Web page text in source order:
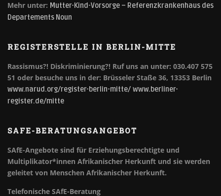
Mehr unter: Mutter-Kind-Vorsorge – Referenzkrankenhaus des
Departements Noun
REGISTERSTELLE IN BERLIN-MITTE
Rassismus?! Diskriminierung?! Ruf uns an unter: 030.407 575
51 oder besuche uns in der: Brüsseler Staße 36, 13353 Berlin
www.narud.org/register-berlin-mitte/ www.berliner-
register.de/mitte
SAFE-BERATUNGSANGEBOT
SAfE-Angebote sind für Erziehungsberechtigte und
Multiplikator*innen Afrikanischer Herkunft und sie werden
geleitet von Menschen Afrikanischer Herkunft.
Telefonische SAfE-Beratung